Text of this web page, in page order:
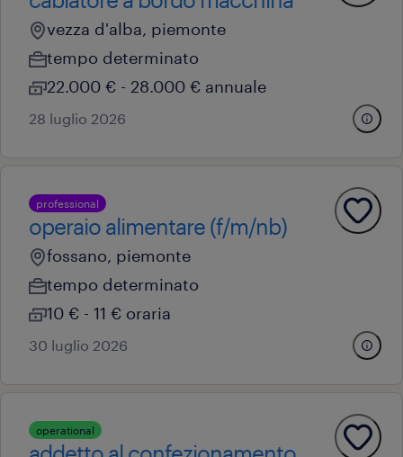
vezza d'alba, piemonte
tempo determinato
22.000 € - 28.000 € annuale
28 luglio 2026
professional
operaio alimentare (f/m/nb)
fossano, piemonte
tempo determinato
10 € - 11 € oraria
30 luglio 2026
operational